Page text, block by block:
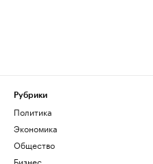
Рубрики
Политика
Экономика
Общество
Бизнес